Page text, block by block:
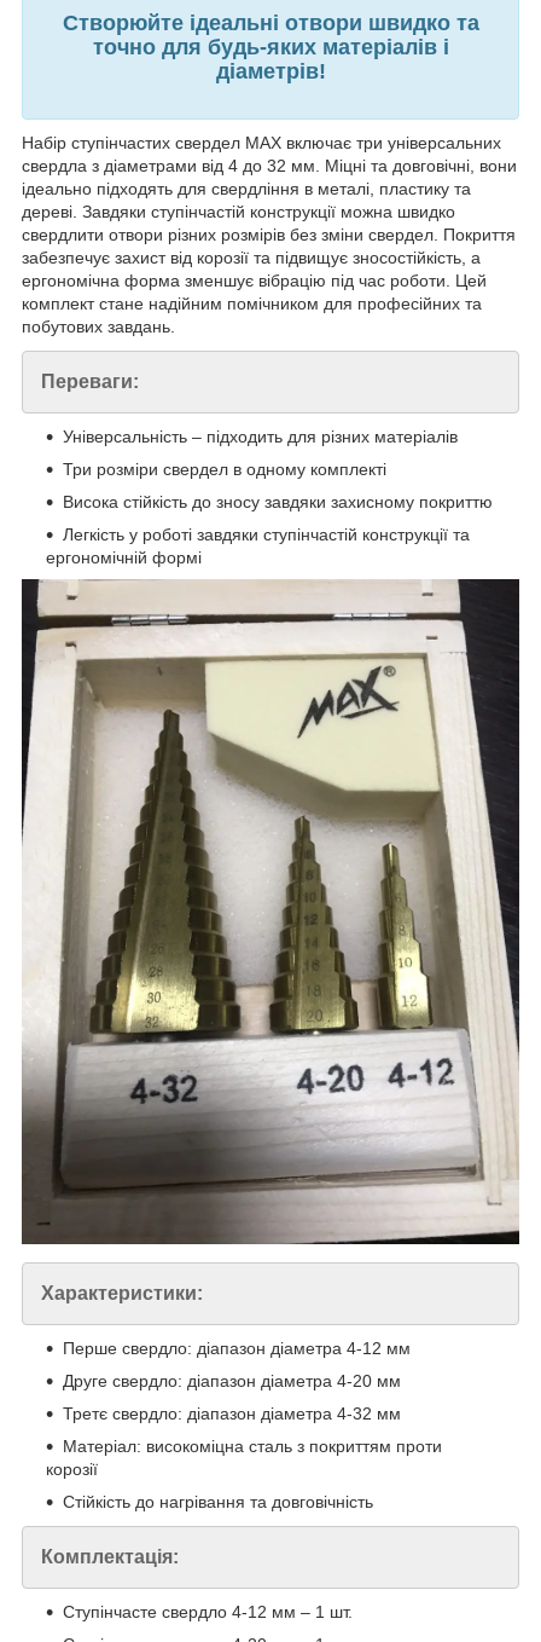
Створюйте ідеальні отвори швидко та
точно для будь-яких матеріалів і
діаметрів!
Набір ступінчастих свердел MAX включає три універсальних
свердла з діаметрами від 4 до 32 мм. Міцні та довговічні, вони
ідеально підходять для свердління в металі, пластику та
дереві. Завдяки ступінчастій конструкції можна швидко
свердлити отвори різних розмірів без зміни свердел. Покриття
забезпечує захист від корозії та підвищує зносостійкість, а
ергономічна форма зменшує вібрацію під час роботи. Цей
комплект стане надійним помічником для професійних та
побутових завдань.
Переваги:
Універсальність – підходить для різних матеріалів
Три розміри свердел в одному комплекті
Висока стійкість до зносу завдяки захисному покриттю
Легкість у роботі завдяки ступінчастій конструкції та
ергономічній формі
Характеристики:
Перше свердло: діапазон діаметра 4-12 мм
Друге свердло: діапазон діаметра 4-20 мм
Третє свердло: діапазон діаметра 4-32 мм
Матеріал: високоміцна сталь з покриттям проти
корозії
Стійкість до нагрівання та довговічність
Комплектація:
Ступінчасте свердло 4-12 мм – 1 шт.